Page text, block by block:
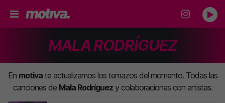
MALA RODRÍGUEZ
En motivate actualizamos los temazos del momento. Todas las
canciones de Mala Rodríguezy colaboraciones con artistas.